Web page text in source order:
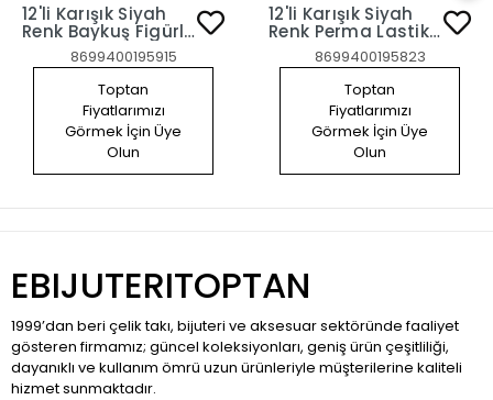
12'li Karışık Siyah
Renk Baykuş Figürlü
Perma Lastik Toka
Set
8699400195915
Toptan
Fiyatlarımızı
Görmek İçin Üye
Olun
12'li Karışık Siyah
Renk Perma Lastik
Toka Set8699400195823
Toptan
Fiyatlarımızı
Görmek İçin Üye
Olun
EBIJUTERITOPTAN
1999’dan beri çelik takı, bijuteri ve aksesuar sektöründe faaliyet
gösteren firmamız; güncel koleksiyonları, geniş ürün çeşitliliği,
dayanıklı ve kullanım ömrü uzun ürünleriyle müşterilerine kaliteli
hizmet sunmaktadır.